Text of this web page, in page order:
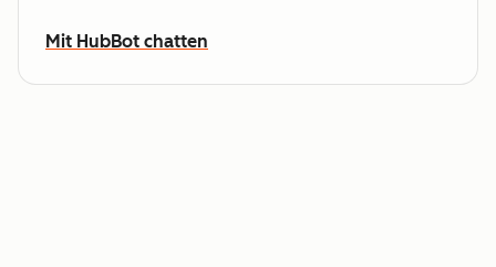
Mit HubBot chatten